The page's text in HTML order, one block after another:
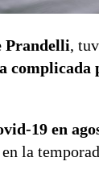
Prandelli,
complicada
19 en
la